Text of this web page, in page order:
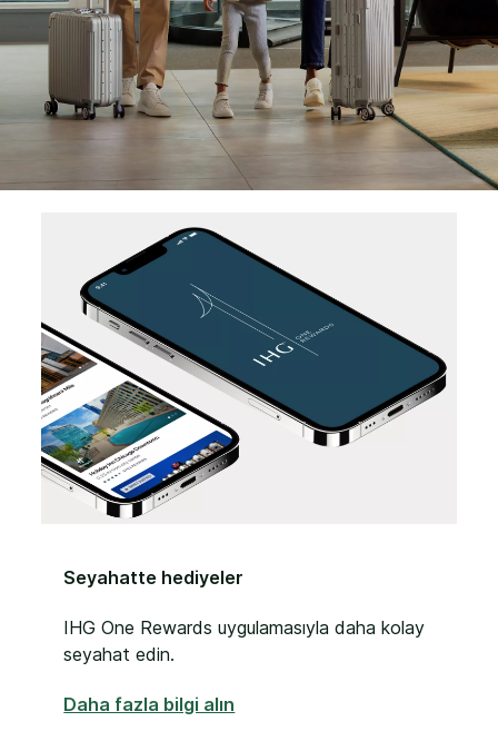
Seyahatte hediyeler
IHG One Rewards uygulamasıyla daha kolay
seyahat edin.
Daha fazla bilgi alın